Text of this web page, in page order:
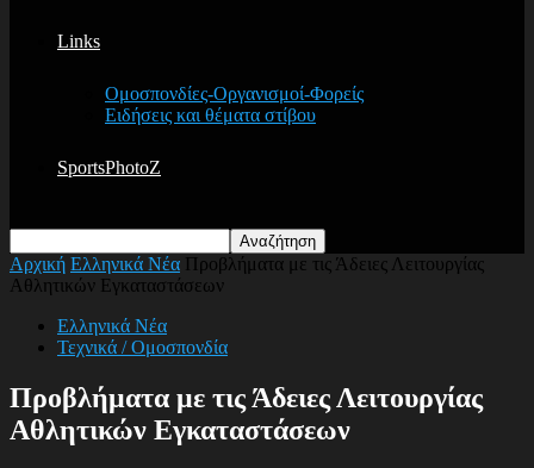
Links
Ομοσπονδίες-Οργανισμοί-Φορείς
Ειδήσεις και θέματα στίβου
SportsPhotoZ
Αρχική Ελληνικά Νέα Προβλήματα με τις Άδειες Λειτουργίας
Αθλητικών Εγκαταστάσεων
Ελληνικά Νέα
Τεχνικά / Ομοσπονδία
Προβλήματα με τις Άδειες Λειτουργίας
Αθλητικών Εγκαταστάσεων